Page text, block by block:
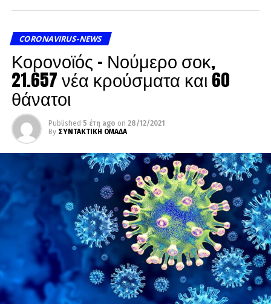
CORONAVIRUS-NEWS
Κορονοϊός – Νούμερο σοκ,
21.657 νέα κρούσματα και 60
θάνατοι
Published 5 έτη ago on 28/12/2021
By ΣΥΝΤΑΚΤΙΚΗ ΟΜΑΔΑ